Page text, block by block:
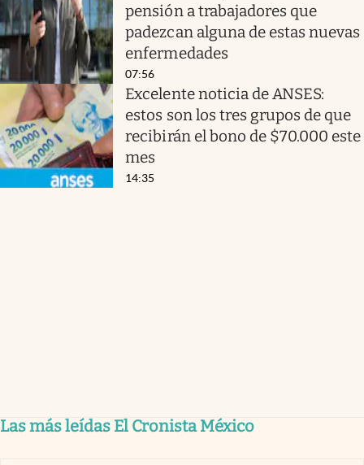
pensión a trabajadores que
padezcan alguna de estas nuevas
enfermedades
07:56
Excelente noticia de ANSES:
estos son los tres grupos de que
recibirán el bono de $70.000 este
mes
14:35
Las más leídas El Cronista México